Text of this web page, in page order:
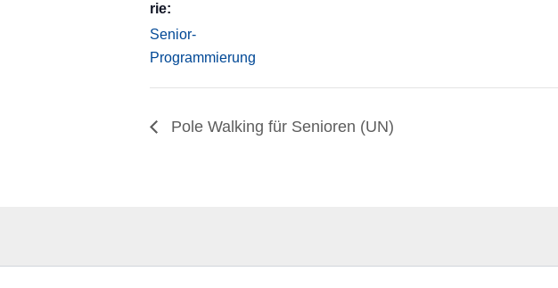
rie:
Senior-
Programmierung
Pole Walking für Senioren (UN)